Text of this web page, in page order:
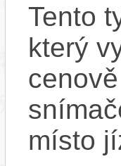
Tento
který
místo